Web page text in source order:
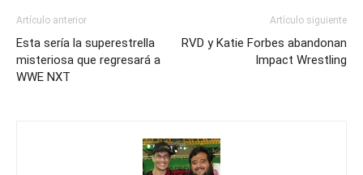
Artículo anterior
Esta sería la superestrella
misteriosa que regresará a
WWE NXT
Artículo siguiente
RVD y Katie Forbes abandonan
Impact Wrestling